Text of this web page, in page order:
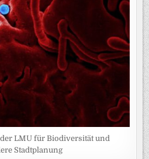
LMU für Biodiversität und
Stadtplanung